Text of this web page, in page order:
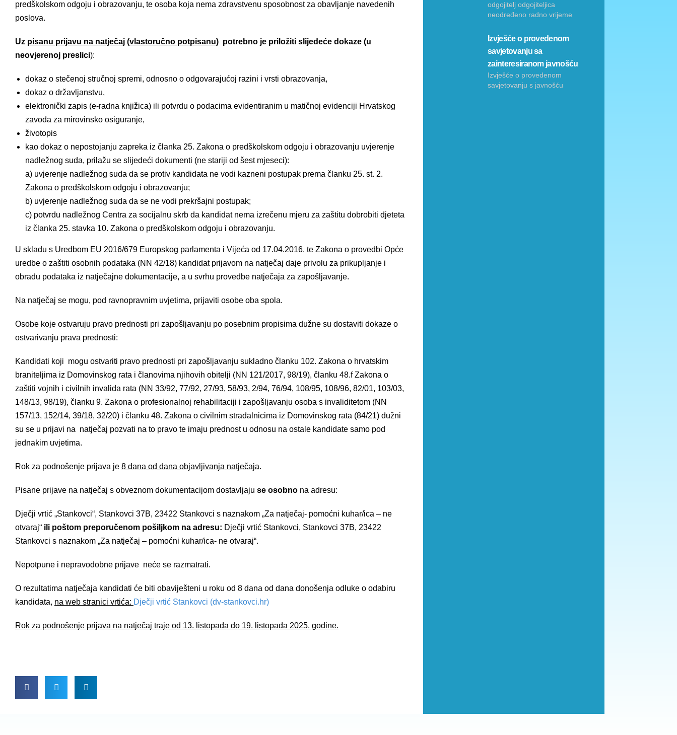
predškolskom odgoju i obrazovanju, te osoba koja nema zdravstvenu sposobnost za obavljanje navedenih
poslova.
Uz pisanu prijavu na natječaj (vlastoručno potpisanu) potrebno je priložiti slijedeće dokaze (u
neovjerenoj preslici):
dokaz o stečenoj stručnoj spremi, odnosno o odgovarajućoj razini i vrsti obrazovanja,
dokaz o državljanstvu,
elektronički zapis (e-radna knjižica) ili potvrdu o podacima evidentiranim u matičnoj evidenciji Hrvatskog
zavoda za mirovinsko osiguranje,
životopis
kao dokaz o nepostojanju zapreka iz članka 25. Zakona o predškolskom odgoju i obrazovanju uvjerenje
nadležnog suda, prilažu se slijedeći dokumenti (ne stariji od šest mjeseci):
a) uvjerenje nadležnog suda da se protiv kandidata ne vodi kazneni postupak prema članku 25. st. 2.
Zakona o predškolskom odgoju i obrazovanju;
b) uvjerenje nadležnog suda da se ne vodi prekršajni postupak;
c) potvrdu nadležnog Centra za socijalnu skrb da kandidat nema izrečenu mjeru za zaštitu dobrobiti djeteta
iz članka 25. stavka 10. Zakona o predškolskom odgoju i obrazovanju.
U skladu s Uredbom EU 2016/679 Europskog parlamenta i Vijeća od 17.04.2016. te Zakona o provedbi Opće
uredbe o zaštiti osobnih podataka (NN 42/18) kandidat prijavom na natječaj daje privolu za prikupljanje i
obradu podataka iz natječajne dokumentacije, a u svrhu provedbe natječaja za zapošljavanje.
Na natječaj se mogu, pod ravnopravnim uvjetima, prijaviti osobe oba spola.
Osobe koje ostvaruju pravo prednosti pri zapošljavanju po posebnim propisima dužne su dostaviti dokaze o
ostvarivanju prava prednosti:
Kandidati koji mogu ostvariti pravo prednosti pri zapošljavanju sukladno članku 102. Zakona o hrvatskim
braniteljima iz Domovinskog rata i članovima njihovih obitelji (NN 121/2017, 98/19), članku 48.f Zakona o
zaštiti vojnih i civilnih invalida rata (NN 33/92, 77/92, 27/93, 58/93, 2/94, 76/94, 108/95, 108/96, 82/01, 103/03,
148/13, 98/19), članku 9. Zakona o profesionalnoj rehabilitaciji i zapošljavanju osoba s invaliditetom (NN
157/13, 152/14, 39/18, 32/20) i članku 48. Zakona o civilnim stradalnicima iz Domovinskog rata (84/21) dužni
su se u prijavi na natječaj pozvati na to pravo te imaju prednost u odnosu na ostale kandidate samo pod
jednakim uvjetima.
Rok za podnošenje prijava je 8 dana od dana objavljivanja natječaja.
Pisane prijave na natječaj s obveznom dokumentacijom dostavljaju se osobno na adresu:
Dječji vrtić „Stankovci“, Stankovci 37B, 23422 Stankovci s naznakom „Za natječaj- pomoćni kuhar/ica – ne
otvaraj“ ili poštom preporučenom pošiljkom na adresu: Dječji vrtić Stankovci, Stankovci 37B, 23422
Stankovci s naznakom „Za natječaj – pomoćni kuhar/ica- ne otvaraj“.
Nepotpune i nepravodobne prijave neće se razmatrati.
O rezultatima natječaja kandidati će biti obaviješteni u roku od 8 dana od dana donošenja odluke o odabiru
kandidata, na web stranici vrtića: Dječji vrtić Stankovci (dv-stankovci.hr)
Rok za podnošenje prijava na natječaj traje od 13. listopada do 19. listopada 2025. godine.
odgojitelj odgojiteljica
neodređeno radno vrijeme
Izvješće o provedenom
savjetovanju sa
zainteresiranom javnošću
Izvješće o provedenom
savjetovanju s javnošću